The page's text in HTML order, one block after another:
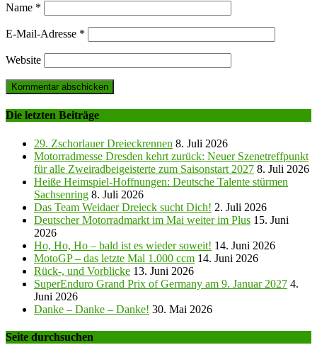
Name *
E-Mail-Adresse *
Website
Die letzten Beiträge
29. Zschorlauer Dreieckrennen 8. Juli 2026
Motorradmesse Dresden kehrt zurück: Neuer Szenetreffpunkt
für alle Zweiradbeigeisterte zum Saisonstart 2027 8. Juli 2026
Heiße Heimspiel-Hoffnungen: Deutsche Talente stürmen
Sachsenring 8. Juli 2026
Das Team Weidaer Dreieck sucht Dich! 2. Juli 2026
Deutscher Motorradmarkt im Mai weiter im Plus 15. Juni
2026
Ho, Ho, Ho – bald ist es wieder soweit! 14. Juni 2026
MotoGP – das letzte Mal 1.000 ccm 14. Juni 2026
Rück-, und Vorblicke 13. Juni 2026
SuperEnduro Grand Prix of Germany am 9. Januar 2027 4.
Juni 2026
Danke – Danke – Danke! 30. Mai 2026
Seite durchsuchen